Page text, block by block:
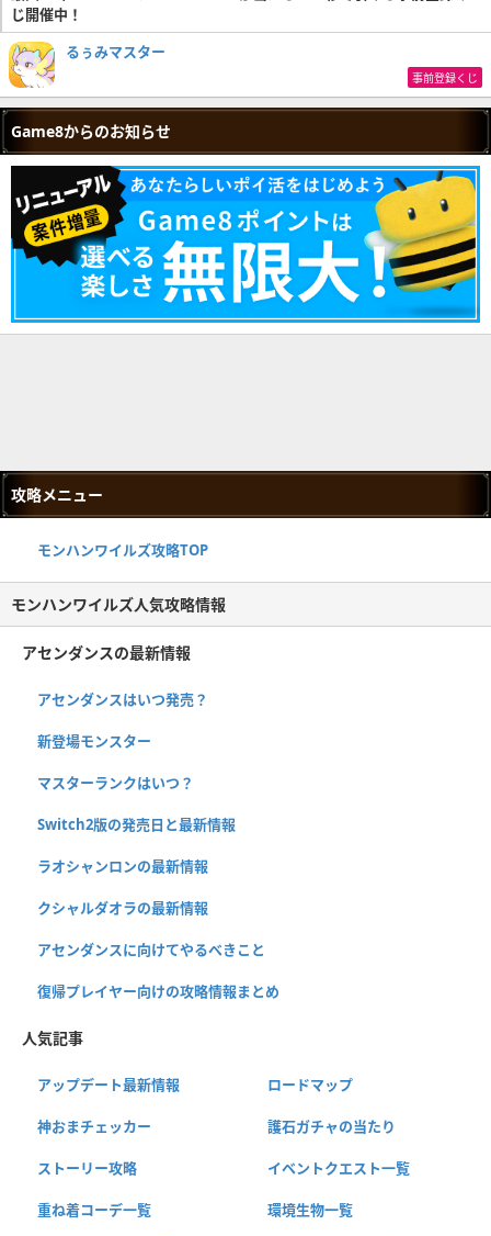
じ開催中！
るぅみマスター
事前登録くじ
Game8からのお知らせ
攻略メニュー
モンハンワイルズ攻略TOP
モンハンワイルズ人気攻略情報
アセンダンスの最新情報
アセンダンスはいつ発売？
新登場モンスター
マスターランクはいつ？
Switch2版の発売日と最新情報
ラオシャンロンの最新情報
クシャルダオラの最新情報
アセンダンスに向けてやるべきこと
復帰プレイヤー向けの攻略情報まとめ
人気記事
アップデート最新情報 ロードマップ
神おまチェッカー 護石ガチャの当たり
ストーリー攻略 イベントクエスト一覧
重ね着コーデ一覧 環境生物一覧